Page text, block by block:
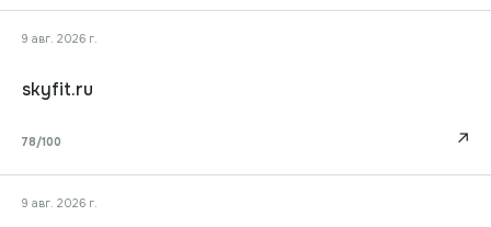
9 авг. 2026 г.
skyfit.ru
78/100 ↗
9 авг. 2026 г.